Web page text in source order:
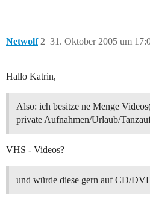
Netwolf 31. Oktober 2005 um
2
Hallo Katrin,
Also: ich besitze ne Menge
private Aufnahmen/Urlaub/
VHS - Videos?
und würde diese gern auf CD/